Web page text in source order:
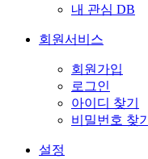
내 관심 DB
회원서비스
회원가입
로그인
아이디 찾기
비밀번호 찾기
설정